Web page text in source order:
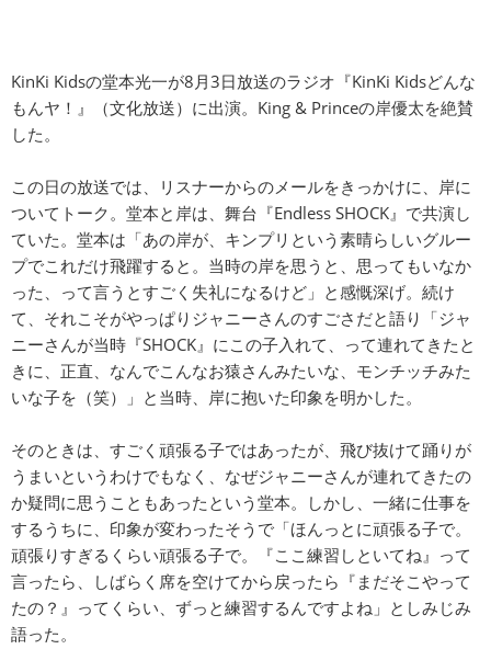
KinKi Kidsの堂本光一が8月3日放送のラジオ『KinKi Kidsどんな
もんヤ！』（文化放送）に出演。King & Princeの岸優太を絶賛
した。
この日の放送では、リスナーからのメールをきっかけに、岸に
ついてトーク。堂本と岸は、舞台『Endless SHOCK』で共演し
ていた。堂本は「あの岸が、キンプリという素晴らしいグルー
プでこれだけ飛躍すると。当時の岸を思うと、思ってもいなか
った、って言うとすごく失礼になるけど」と感慨深げ。続け
て、それこそがやっぱりジャニーさんのすごさだと語り「ジャ
ニーさんが当時『SHOCK』にこの子入れて、って連れてきたと
きに、正直、なんでこんなお猿さんみたいな、モンチッチみた
いな子を（笑）」と当時、岸に抱いた印象を明かした。
そのときは、すごく頑張る子ではあったが、飛び抜けて踊りが
うまいというわけでもなく、なぜジャニーさんが連れてきたの
か疑問に思うこともあったという堂本。しかし、一緒に仕事を
するうちに、印象が変わったそうで「ほんっとに頑張る子で。
頑張りすぎるくらい頑張る子で。『ここ練習しといてね』って
言ったら、しばらく席を空けてから戻ったら『まだそこやって
たの？』ってくらい、ずっと練習するんですよね」としみじみ
語った。